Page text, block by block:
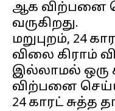
ஆக விற்பனை
வருகிறது.
மறுபுறம், 24
விலை கிராம்
இல்லாமல் ஒரு
விற்பனை
24 காரட் சுத்த